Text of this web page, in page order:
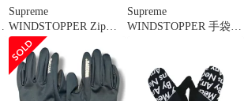
Supreme
WINDSTOPPER Zip
Gloves "Black"
Supreme
WINDSTOPPER 手袋